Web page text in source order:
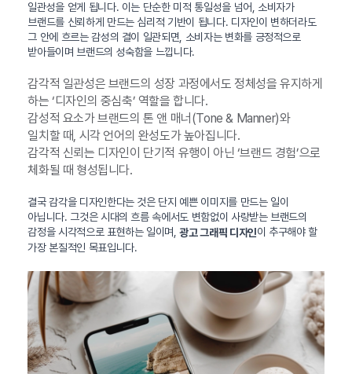
일관성을 얻게 됩니다. 이는 단순한 미적 통일성을 넘어, 소비자가
브랜드를 신뢰하게 만드는 심리적 기반이 됩니다. 디자인이 변하더라도
그 안에 흐르는 감성의 결이 일관되면, 소비자는 변화를 긍정적으로
받아들이며 브랜드의 성숙함을 느낍니다.
감각적 일관성은 브랜드의 성장 과정에서도 정체성을 유지하게
하는 ‘디자인의 중심축’ 역할을 합니다.
감성적 요소가 브랜드의 톤 앤 매너(Tone & Manner)와
일치할 때, 시각 언어의 완성도가 높아집니다.
감각적 신뢰는 디자인이 단기적 유행이 아닌 ‘브랜드 경험’으로
체화될 때 형성됩니다.
결국 감각을 디자인한다는 것은 단지 예쁜 이미지를 만드는 일이
아닙니다. 그것은 시대의 흐름 속에서도 변함없이 사랑받는 브랜드의
감정을 시각적으로 표현하는 일이며,광고 그래픽 디자인이 추구해야 할
가장 본질적인 목표입니다.